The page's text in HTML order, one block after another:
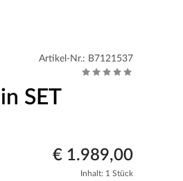
Artikel-Nr.: B7121537
SET
€ 1.989,00
Inhalt: 1 Stück